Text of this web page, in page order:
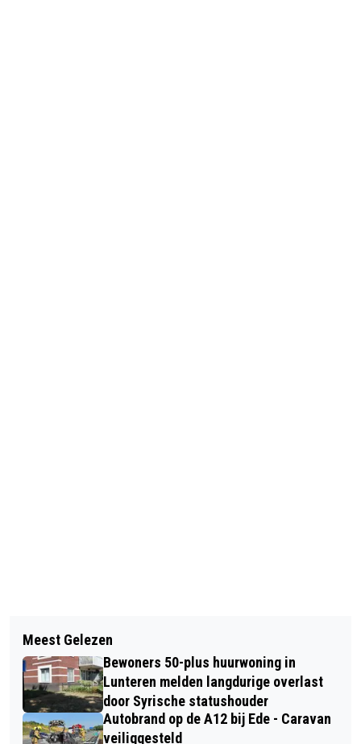
BRAND IN CONTAINER BIJ
MILIEUSTRAAT IN BARNEVELD
LABORATORIUMAFDELINGEN
RIJNSTATE, CWZ EN GELDERSE
VALLEI SAMEN IN NIEUW PAND IN
ELST
Meest Gelezen
Bewoners 50-plus huurwoning in
Lunteren melden langdurige overlast
door Syrische statushouder
Autobrand op de A12 bij Ede - Caravan
veiliggesteld